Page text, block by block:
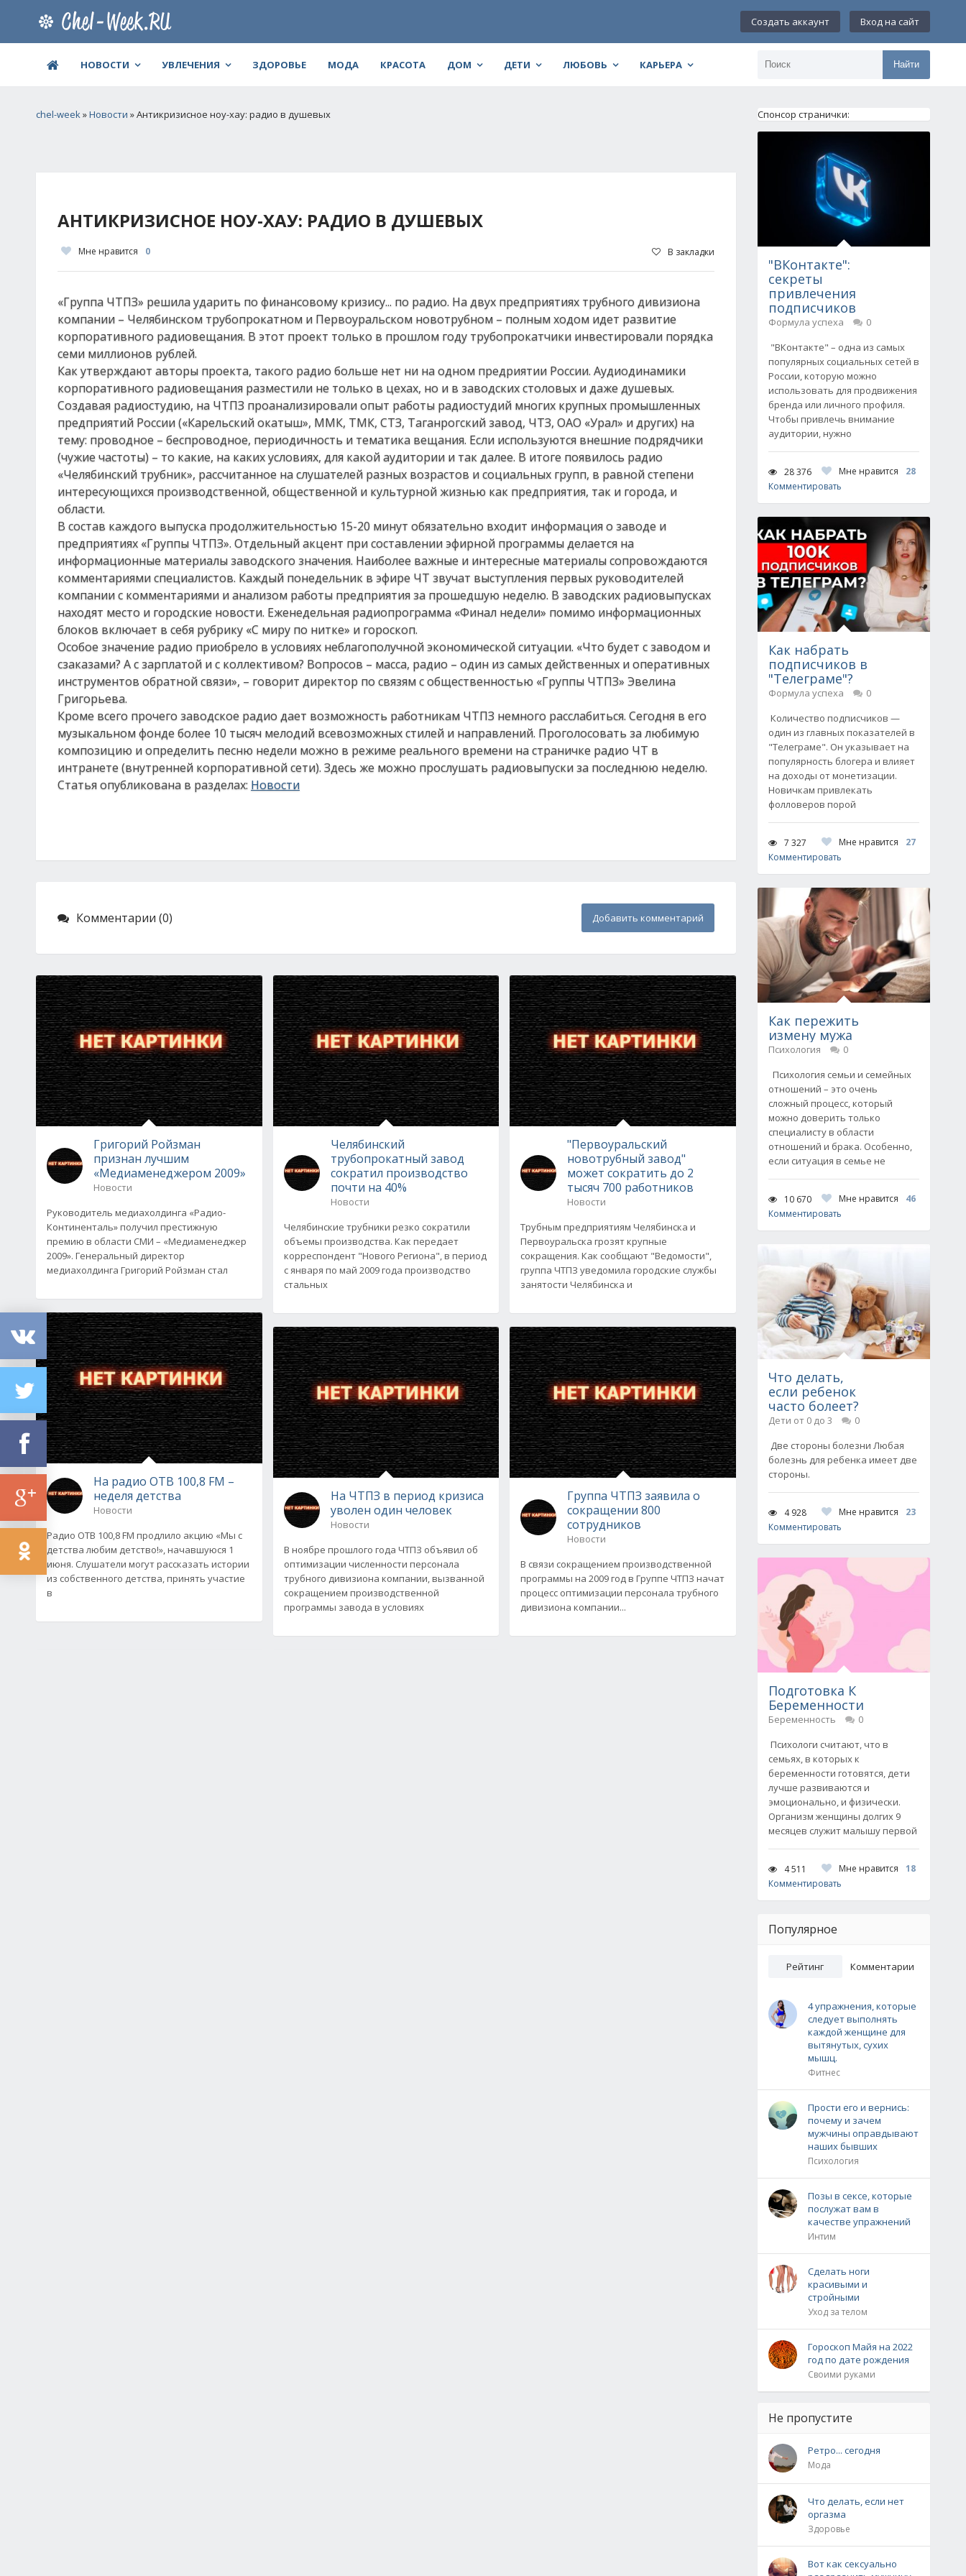
Создать аккаунт Вход на сайт
НОВОСТИ УВЛЕЧЕНИЯ ЗДОРОВЬЕ МОДА КРАСОТА ДОМ ДЕТИ ЛЮБОВЬ КАРЬЕРА Найти
chel-week»Новости » Антикризисное ноу-хау: радио в душевых
АНТИКРИЗИСНОЕ НОУ-ХАУ: РАДИО В ДУШЕВЫХ
Мне нравится 0 В закладки
«Группа ЧТПЗ» решила ударить по финансовому кризису... по радио. На двух предприятиях трубного дивизиона
компании – Челябинском трубопрокатном и Первоуральском новотрубном – полным ходом идет развитие
корпоративного радиовещания. В этот проект только в прошлом году трубопрокатчики инвестировали порядка
семи миллионов рублей.
Как утверждают авторы проекта, такого радио больше нет ни на одном предриятии России. Аудиодинамики
корпоративного радиовещания разместили не только в цехах, но и в заводских столовых и даже душевых.
Создавая радиостудию, на ЧТПЗ проанализировали опыт работы радиостудий многих крупных промышленных
предприятий России («Карельский окатыш», ММК, ТМК, СТЗ, Таганрогский завод, ЧТЗ, ОАО «Урал» и других) на
тему: проводное – беспроводное, периодичность и тематика вещания. Если используются внешние подрядчики
(чужие частоты) – то какие, на каких условиях, для какой аудитории и так далее. В итоге появилось радио
«Челябинский трубник», рассчитанное на слушателей разных возрастов и социальных групп, в равной степени
интересующихся производственной, общественной и культурной жизнью как предприятия, так и города, и
области.
В состав каждого выпуска продолжительностью 15-20 минут обязательно входит информация о заводе и
предприятиях «Группы ЧТПЗ». Отдельный акцент при составлении эфирной программы делается на
информационные материалы заводского значения. Наиболее важные и интересные материалы сопровождаются
комментариями специалистов. Каждый понедельник в эфире ЧТ звучат выступления первых руководителей
компании с комментариями и анализом работы предприятия за прошедшую неделю. В заводских радиовыпусках
находят место и городские новости. Еженедельная радиопрограмма «Финал недели» помимо информационных
блоков включает в себя рубрику «С миру по нитке» и гороскоп.
Особое значение радио приобрело в условиях неблагополучной экономической ситуации. «Что будет с заводом и
сзаказами? А с зарплатой и с коллективом? Вопросов – масса, радио – один из самых действенных и оперативных
инструментов обратной связи», – говорит директор по связям с общественностью «Группы ЧТПЗ» Эвелина
Григорьева.
Кроме всего прочего заводское радио дает возможность работникам ЧТПЗ немного расслабиться. Сегодня в его
музыкальном фонде более 10 тысяч мелодий всевозможных стилей и направлений. Проголосовать за любимую
композицию и определить песню недели можно в режиме реального времени на страничке радио ЧТ в
интранете (внутренней корпоративной сети). Здесь же можно прослушать радиовыпуски за последнюю неделю.
Статья опубликована в разделах: Новости
Комментарии (0) Добавить комментарий
Григорий Ройзман
признан лучшим
«Медиаменеджером 2009»
Новости
Руководитель медиахолдинга «Радио-
Континенталь» получил престижную
премию в области СМИ – «Медиаменеджер
2009». Генеральный директор
медиахолдинга Григорий Ройзман стал
На радио ОТВ 100,8 FM –
неделя детства
Новости
Радио ОТВ 100,8 FM продлило акцию «Мы с
детства любим детство!», начавшуюся 1
июня. Слушатели могут рассказать истории
из собственного детства, принять участие
в
Челябинский
трубопрокатный завод
сократил производство
почти на 40%
Новости
Челябинские трубники резко сократили
объемы производства. Как передает
корреспондент "Нового Региона", в период
с января по май 2009 года производство
стальных
На ЧТПЗ в период кризиса
уволен один человек
Новости
В ноябре прошлого года ЧТПЗ объявил об
оптимизации численности персонала
трубного дивизиона компании, вызванной
сокращением производственной
программы завода в условиях
"Первоуральский
новотрубный завод"
может сократить до 2
тысяч 700 работников
Новости
Трубным предприятиям Челябинска и
Первоуральска грозят крупные
сокращения. Как сообщают "Ведомости",
группа ЧТПЗ уведомила городские службы
занятости Челябинска и
Группа ЧТПЗ заявила о
сокращении 800
сотрудников
Новости
В связи сокращением производственной
программы на 2009 год в Группе ЧТПЗ начат
процесс оптимизации персонала трубного
дивизиона компании...
Спонсор странички:
"ВКонтакте":
секреты
привлечения
подписчиков
Формула успеха
0
"ВКонтакте" – одна из самых
популярных социальных сетей в
России, которую можно
использовать для продвижения
бренда или личного профиля.
Чтобы привлечь внимание
аудитории, нужно
28 376 Мне нравится
28
Комментировать
Как набрать
подписчиков в
"Телеграме"?
Формула успеха
0
Количество подписчиков —
один из главных показателей в
"Телеграме". Он указывает на
популярность блогера и влияет
на доходы от монетизации.
Новичкам привлекать
фолловеров порой
7 327 Мне нравится
27
Комментировать
Как пережить
измену мужа
Психология
0
Психология семьи и семейных
отношений – это очень
сложный процесс, который
можно доверить только
специалисту в области
отношений и брака. Особенно,
если ситуация в семье не
10 670 Мне нравится
46
Комментировать
Что делать,
если ребенок
часто болеет?
Дети от 0 до 3
0
Две стороны болезни Любая
болезнь для ребенка имеет две
стороны.
4 928 Мне нравится
23
Комментировать
Подготовка К
Беременности
Беременность
0
Психологи считают, что в
семьях, в которых к
беременности готовятся, дети
лучше развиваются и
эмоционально, и физически.
Организм женщины долгих 9
месяцев служит малышу первой
4 511 Мне нравится
18
Комментировать
Популярное
Рейтинг Комментарии
4 упражнения, которые
следует выполнять
каждой женщине для
вытянутых, сухих
мышц.
Фитнес
Прости его и вернись:
почему и зачем
мужчины оправдывают
наших бывших
Психология
Позы в сексе, которые
послужат вам в
качестве упражнений
Интим
Сделать ноги
красивыми и
стройными
Уход за телом
Гороскоп Майя на 2022
год по дате рождения
Своими руками
Не пропустите
Ретро... сегодня
Мода
Что делать, если нет
оргазма
Здоровье
Вот как сексуально